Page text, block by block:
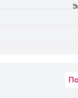
в рабочем